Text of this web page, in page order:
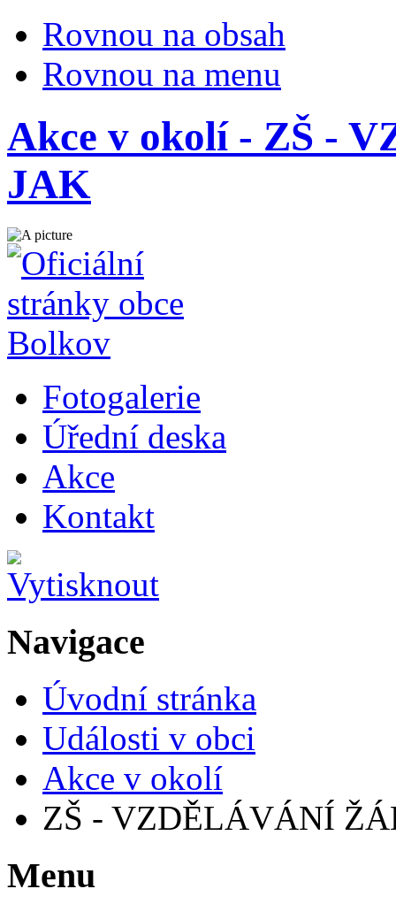
Rovnou na obsah
Rovnou na menu
Akce v okolí - ZŠ -
JAK
Fotogalerie
Úřední deska
Akce
Kontakt
Navigace
Úvodní stránka
Události v obci
Akce v okolí
ZŠ - VZDĚLÁVÁNÍ
Menu